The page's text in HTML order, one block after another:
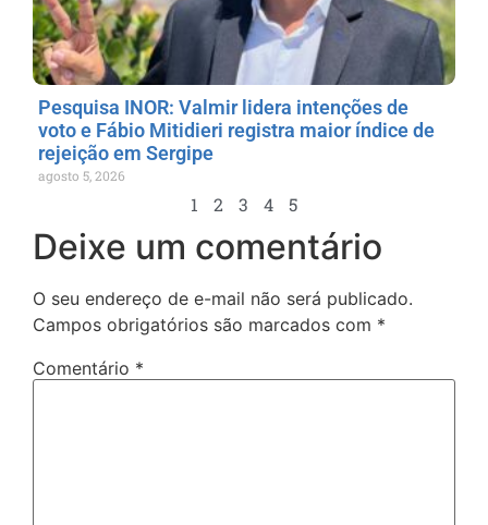
Pesquisa INOR: Valmir lidera intenções de
voto e Fábio Mitidieri registra maior índice de
rejeição em Sergipe
agosto 5, 2026
1 2 3 4 5
Deixe um comentário
O seu endereço de e-mail não será publicado.
Campos obrigatórios são marcados com *
Comentário *